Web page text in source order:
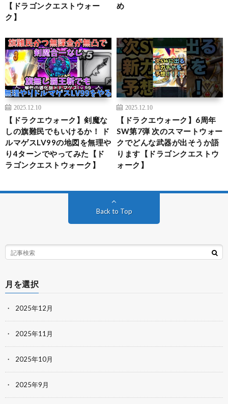
【ドラゴンクエストウォー
ク】
め
2025.12.10
【ドラクエウォーク】剣魔な
しの旗難民でもいけるか！ ド
ルマゲスLV99の地図を無理や
り4ターンでやってみた【ド
ラゴンクエストウォーク】
2025.12.10
【ドラクエウォーク】6周年
SW第7弾 次のスマートウォー
クでどんな武器が出そうか語
ります【ドラゴンクエストウ
ォーク】
Back to Top
月を選択
2025年12月
2025年11月
2025年10月
2025年9月